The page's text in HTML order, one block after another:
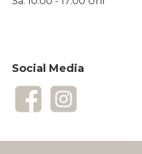
Social Media
FacebookInstagram